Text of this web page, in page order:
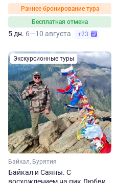
Раннее бронирование тура
Бесплатная отмена
5 дн. 6—10 августа +23
Экскурсионные туры
Байкал, Бурятия
Байкал и Саяны. С